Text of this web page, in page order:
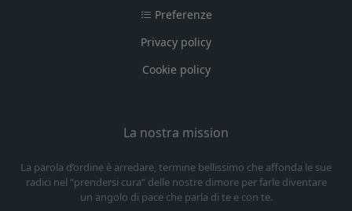
Preferenze
Privacy policy
Cookie policy
La nostra mission
La parola d’ordine è arredare, termine bellissimo che affonda le sue
radici nel “prendersi cura” delle nostre dimore per farle diventare
un angolo di pace che parla di te e con te.